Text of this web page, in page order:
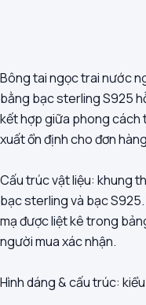
Bông tai ngọc trai nước
bằng bạc sterling S925
kết hợp giữa phong cách
xuất ổn định cho đơn
Cấu trúc vật liệu: khung
bạc sterling và bạc
mạ được liệt kê trong
người mua xác nhận.
Hình dáng & cấu trúc: